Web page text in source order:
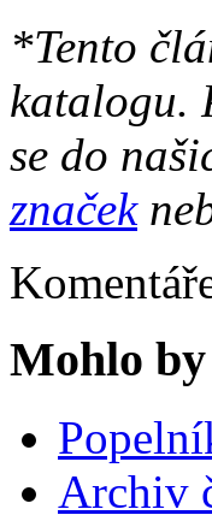
*Tento
katalogu.
se do
značek
Mohlo
Archiv